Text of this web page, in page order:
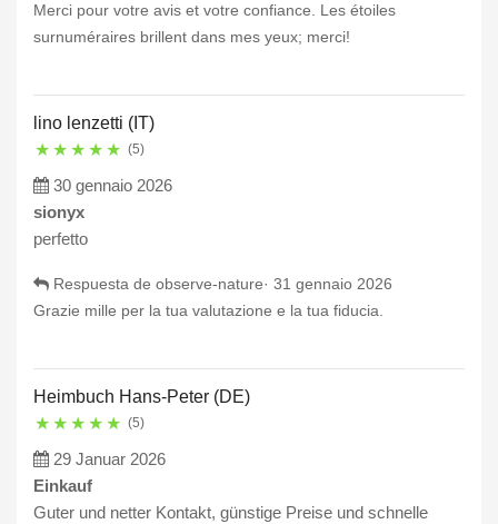
Merci pour votre avis et votre confiance. Les étoiles
surnuméraires brillent dans mes yeux; merci!
lino lenzetti (IT)
★ ★ ★ ★ ★ (5)
30 gennaio 2026
sionyx
perfetto
Respuesta de observe-nature· 31 gennaio 2026
Grazie mille per la tua valutazione e la tua fiducia.
Heimbuch Hans-Peter (DE)
★ ★ ★ ★ ★ (5)
29 Januar 2026
Einkauf
Guter und netter Kontakt, günstige Preise und schnelle